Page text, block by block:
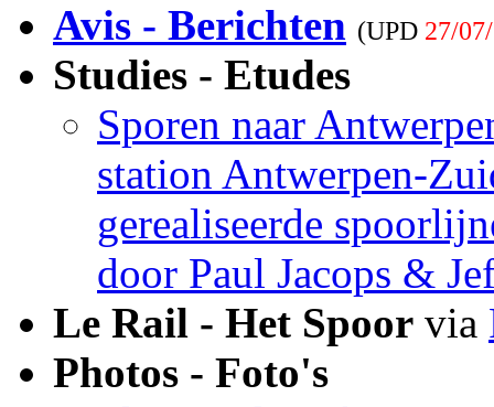
Avis - Berichten (UPD 27/
Studies - Etudes
Sporen naar
station Antwerpen-
gerealiseerde
door Paul Jacops &
Le Rail - Het Spoor via
Photos - Foto's